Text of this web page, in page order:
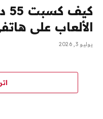
الألعاب على
يوليو 3, 2026